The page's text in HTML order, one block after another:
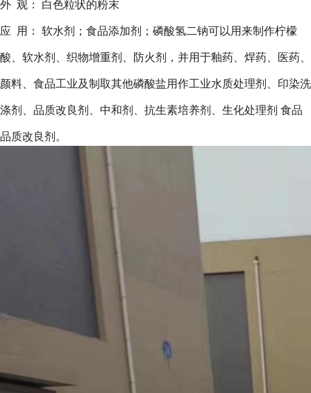
外 观： 白色粒状的粉末
应 用： 软水剂；食品添加剂 ；磷酸氢二钠可以用来制作柠檬
酸、软水剂、织物增重剂、防火剂，并用于釉药、焊药、医药、
颜料、食品工业及制取其他磷酸盐用作工业水质处理剂、印染洗
涤剂、品质改良剂、中和剂、抗生素培养剂、生化处理剂 食品
品质改良剂。